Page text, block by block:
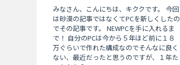
みなさん、こんにちは、キククです。 今回
は砂漠の記事ではなくてPCを新しくしたの
でその記事です。 NEWPCを手に入れるま
で！ 自分のPCは今から５年ほど前に１８
万ぐらいで作れた構成なのでそんなに良く
ない、最近だったと思うのですが、１年た